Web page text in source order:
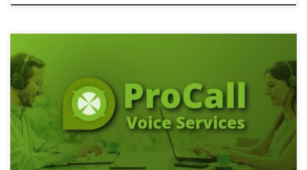
Die estos GmbH launcht die cloud-basierte Telefonanlage „ProCall
Voice Services“. Als Erweiterung zu dem Kernprodukt von estos,
„ProCall Enterprise“, bietet das Unternehmen damit seinen
Kunden, die heute noch klassische und häufig vor der Ablösung
stehende Telefonanlagen einsetzen, ein aufeinander
abgestimmtes Komplettangebot für kleine und mittelständische
Unternehmen. „estos Kunden nutzen ihre […]